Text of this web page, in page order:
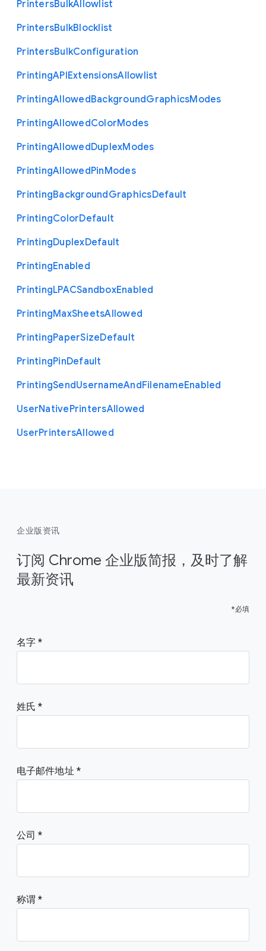
PrintersBulkAllowlist
PrintersBulkBlocklist
PrintersBulkConfiguration
PrintingAPIExtensionsAllowlist
PrintingAllowedBackgroundGraphicsModes
PrintingAllowedColorModes
PrintingAllowedDuplexModes
PrintingAllowedPinModes
PrintingBackgroundGraphicsDefault
PrintingColorDefault
PrintingDuplexDefault
PrintingEnabled
PrintingLPACSandboxEnabled
PrintingMaxSheetsAllowed
PrintingPaperSizeDefault
PrintingPinDefault
PrintingSendUsernameAndFilenameEnabled
UserNativePrintersAllowed
UserPrintersAllowed
企业版资讯
订阅 Chrome 企业版简报，及时了解
最新资讯
*必填
名字
姓氏
电子邮件地址
公司
称谓